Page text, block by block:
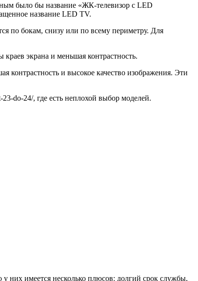
было бы название «ЖК-телевизор с LED
название LED TV.
по бокам, снизу или по всему периметру. Для
экрана и меньшая контрастность.
контрастность и высокое качество изображения. Эти
do-24/, где есть неплохой выбор моделей.
них имеется несколько плюсов: долгий срок службы,